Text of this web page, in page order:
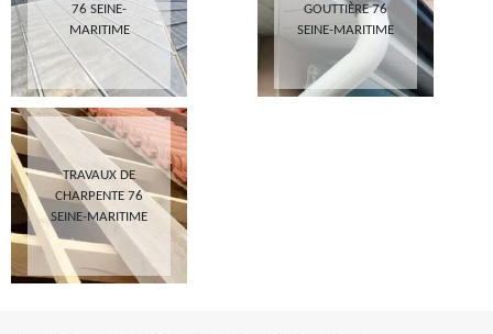
76 SEINE-
MARITIME
GOUTTIÈRE 76
SEINE-MARITIME
TRAVAUX DE
CHARPENTE 76
SEINE-MARITIME